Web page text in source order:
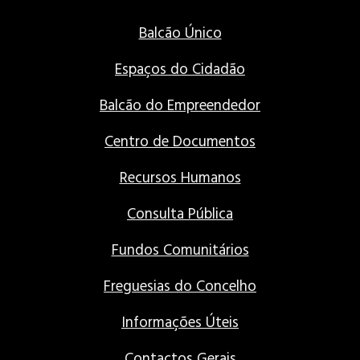
Balcão Único
Espaços do Cidadão
Balcão do Empreendedor
Centro de Documentos
Recursos Humanos
Consulta Pública
Fundos Comunitários
Freguesias do Concelho
Informações Úteis